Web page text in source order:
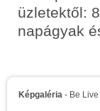
üzletektől:
napágyak
Képgaléria - Be